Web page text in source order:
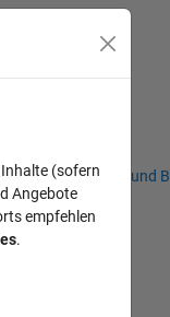
Studierende und
(sofern
Angebote
empfehlen
.